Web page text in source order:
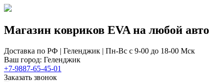
Магазин ковриков EVA ​на любой авто
Доставка по РФ | Геленджик | Пн-Вс с 9-00 до 18-00 Мск
Ваш город: Геленджик
+7-9887-65-45-01
Заказать звонок